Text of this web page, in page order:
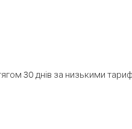
30 днів за низькими